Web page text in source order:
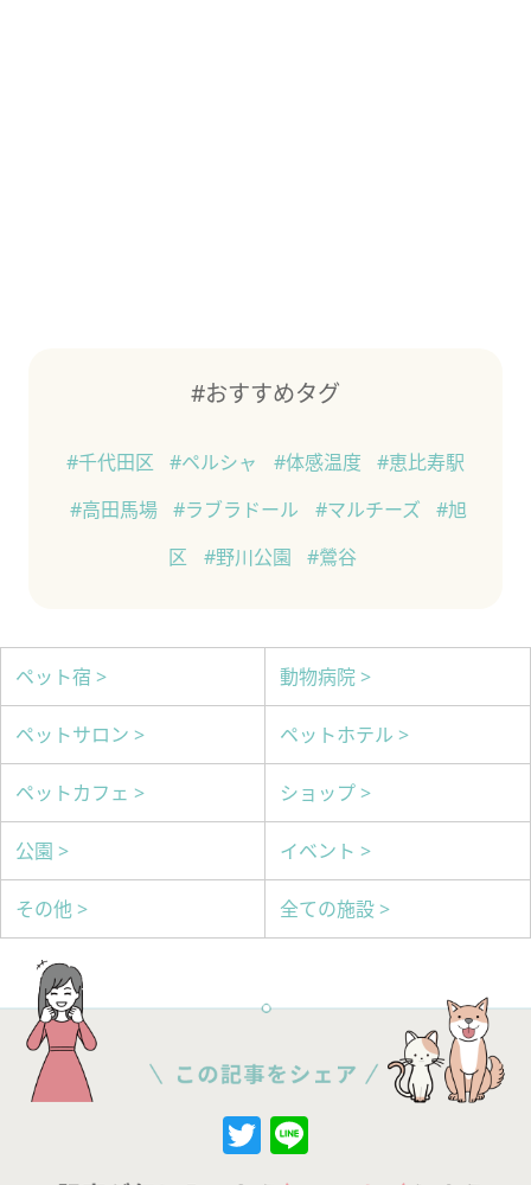
#おすすめタグ
#千代田区 #ペルシャ #体感温度
#恵比寿駅
#高田馬場 #ラブラドール #マルチーズ
#旭
区
#野川公園 #鶯谷
ペット宿 > 動物病院 >
ペットサロン > ペットホテル >
ペットカフェ > ショップ >
公園 > イベント >
その他 > 全ての施設 >
Twitter